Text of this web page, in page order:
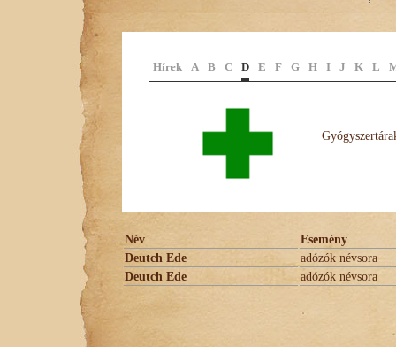
Hírek A B C D E F G H I J K L
Név
Esemény
Deutch Ede
adózók névsora
Deutch Ede
adózók névsora